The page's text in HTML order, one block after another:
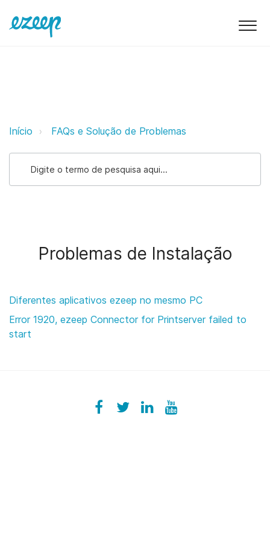
Problemas de Instalação ezeep
Início FAQs e Solução de Problemas
Problemas de Instalação
Diferentes aplicativos ezeep no mesmo PC
Error 1920, ezeep Connector for Printserver failed to
start
Facebook
ezeeplive
Twitter
ezeepLinkedIn
ezeepYouTube